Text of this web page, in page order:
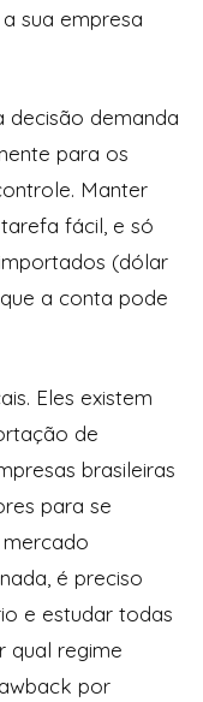
sua empresa
decisão demanda
para os
Manter
fácil, e só
(dólar
a conta pode
Eles existem
de
brasileiras
para se
é preciso
e estudar todas
qual regime
por